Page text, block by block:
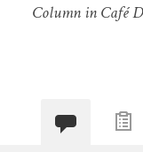
Column in Café